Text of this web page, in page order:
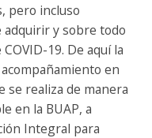
pero incluso
adquirir y sobre todo
19. De aquí la
en
se realiza de manera
en la BUAP, a
Integral para